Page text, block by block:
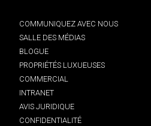
COMMUNIQUEZ AVEC NOUS
SALLE DES MÉDIAS
BLOGUE
PROPRIÉTÉS LUXUEUSES
COMMERCIAL
INTRANET
AVIS JURIDIQUE
CONFIDENTIALITÉ